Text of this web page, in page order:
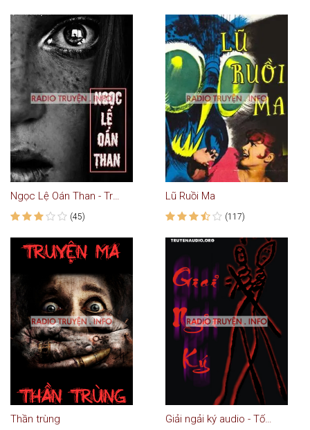
Ngọc Lệ Oán Than - Truyện Ma
(45)
Lũ Ruồi Ma
(117)
Thần trùng Giải ngải ký audio - Tống Mặt Than